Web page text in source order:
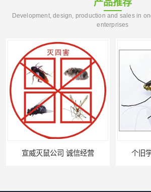
产品推荐
Development, design, production and sales in
enterprises
个旧学校灭鼠 讲究信誉